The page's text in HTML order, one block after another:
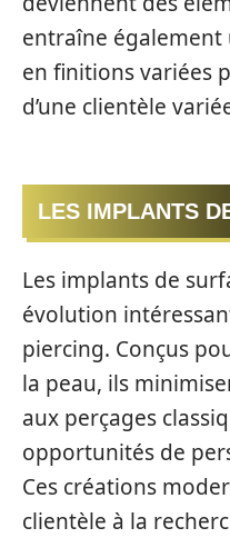
entraîne
en finitions variées
d’une clientèle
LES IMPLANTS
Les implants de
évolution
piercing. Conçus
la peau, ils
aux perçages
opportunités de
Ces créations
clientèle à la